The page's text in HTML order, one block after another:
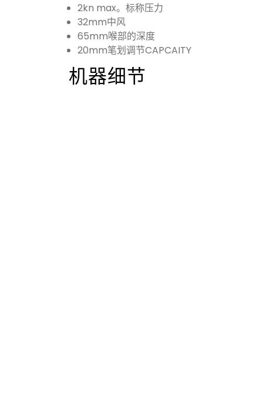
2kn max。标称压力
32mm中风
65mm喉部的深度
20mm笔划调节CAPCAITY
机器细节